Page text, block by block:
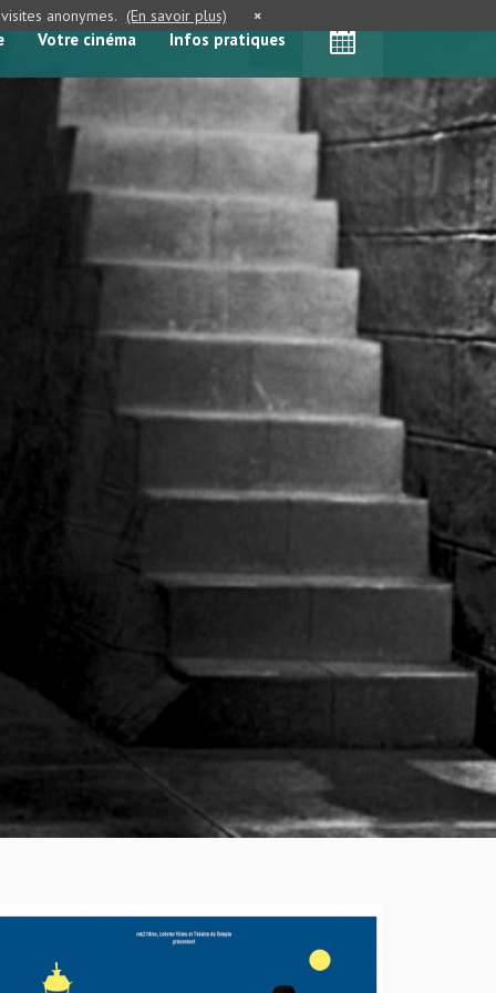
Votre cinéma Infos pratiques
anonymes. (En savoir plus) ×